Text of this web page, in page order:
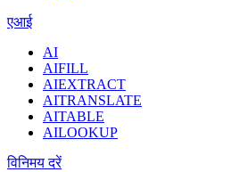
एआई
AI
AIFILL
AIEXTRACT
AITRANSLATE
AITABLE
AILOOKUP
विनिमय दरें